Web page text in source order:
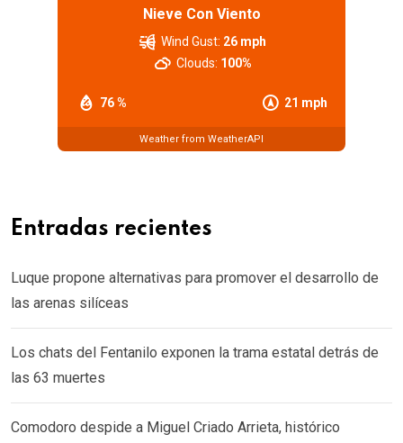
Nieve Con Viento
76 % 21 mph
Wind Gust: 26 mph
Clouds: 100%
Weather from WeatherAPI
Entradas recientes
Luque propone alternativas para promover el desarrollo de
las arenas silíceas
Los chats del Fentanilo exponen la trama estatal detrás de
las 63 muertes
Comodoro despide a Miguel Criado Arrieta, histórico